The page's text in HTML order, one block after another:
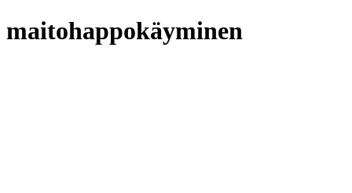
maitohappokäyminen